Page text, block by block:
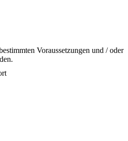
Voraussetzungen und / oder